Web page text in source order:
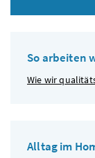
So arbeiten
Wie wir
Alltag im